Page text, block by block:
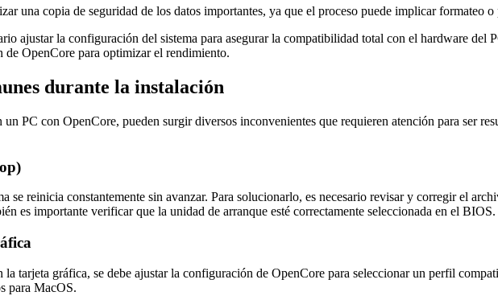
una copia de seguridad de los datos importantes, ya que el proceso puede implicar formateo
ajustar la configuración del sistema para asegurar la compatibilidad total con el hardware
OpenCore para optimizar el rendimiento.
durante la instalación
PC con OpenCore, pueden surgir diversos inconvenientes que requieren atención para ser
se reinicia constantemente sin avanzar. Para solucionarlo, es necesario revisar y corregir el
es importante verificar que la unidad de arranque esté correctamente seleccionada en el BIOS.
la tarjeta gráfica, se debe ajustar la configuración de OpenCore para seleccionar un perfil
para MacOS.